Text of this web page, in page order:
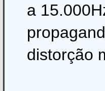
a
distorção